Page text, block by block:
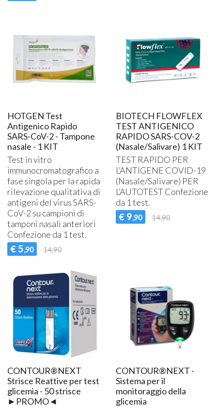
HOTGEN Test
Antigenico Rapido
SARS-CoV-2 - Tampone
nasale - 1 KIT
Test in vitro
immunocromatografico a
fase singola per la rapida
rilevazione qualitativa di
antigeni del virusSARS-
CoV-2 su campioni di
tamponi nasali anteriori
Confezione da 1 test.
€ 5,90 14,90
BIOTECH FLOWFLEX
TEST ANTIGENICO
RAPIDO SARS-COV-2
(Nasale/Salivare) 1 KIT
TEST RAPIDO PER
L’ANTIGENE COVID-19
(Nasale/Salivare) PER
L’AUTOTEST Confezione
da 1 test.
€ 9,90 14,90
CONTOUR®NEXT
Strisce Reattive per test
glicemia - 50 strisce
►PROMO◄
CONTOUR®NEXT -
Sistema per il
monitoraggio della
glicemia